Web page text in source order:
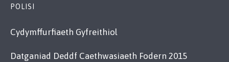
POLISI
Cydymffurfiaeth Gyfreithiol
Datganiad Deddf Caethwasiaeth Fodern 2015